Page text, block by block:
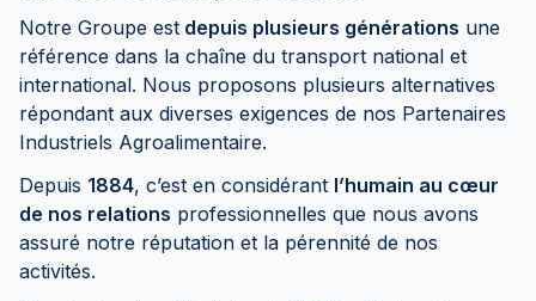
Notre Groupe est depuis plusieurs générations une
référence dans la chaîne du transport national et
international. Nous proposons plusieurs alternatives
répondant aux diverses exigences de nos Partenaires
Industriels Agroalimentaire.
Depuis 1884, c’est en considérant l’humain au cœur
de nos relations professionnelles que nous avons
assuré notre réputation et la pérennité de nos
activités.